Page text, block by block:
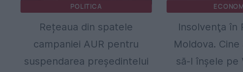
POLITICA
Rețeaua din spatele
campaniei AUR pentru
suspendarea președintelui
Insolvenţa în
Moldova.
să-l înşele pe